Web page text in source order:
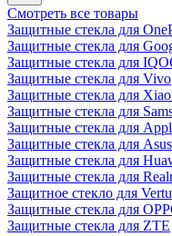
Смотреть все товары
Защитные стекла для
Защитные стекла для
Защитные стекла для
Защитные стекла для Vivo
Защитные стекла для
Защитные стекла для
Защитные стекла для
Защитные стекла для Asus
Защитные стекла для
Защитные стекла для
Защитное стекло для Vertu
Защитные стекла для
Защитные стекла для ZTE